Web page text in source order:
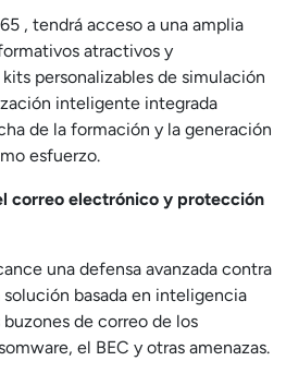
, tendrá acceso a una amplia
atractivos y
personalizables de simulación
inteligente integrada
de la formación y la generación
esfuerzo.
correo electrónico y protección
una defensa avanzada contra
basada en inteligencia
de correo de los
el BEC y otras amenazas.